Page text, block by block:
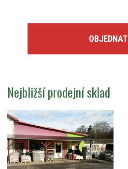
OBJEDNAT
Nejbližší prodejní sklad